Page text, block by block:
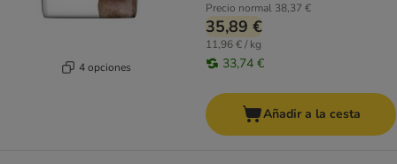
4 opciones
Precio normal 38,37 €
35,89 €
11,96 € / kg
33,74 €
Añadir a la cesta